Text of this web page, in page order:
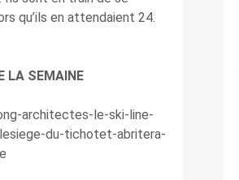
qu’ils en attendaient 24.
LA SEMAINE